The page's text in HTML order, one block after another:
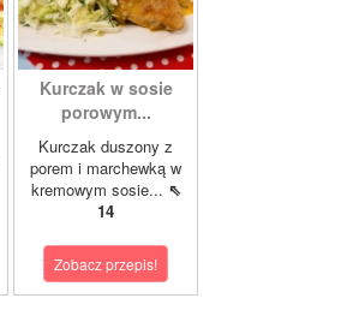
Kurczak w sosie
porowym...
Kurczak duszony z
porem i marchewką w
kremowym sosie... ⇖
14
Zobacz przepis!